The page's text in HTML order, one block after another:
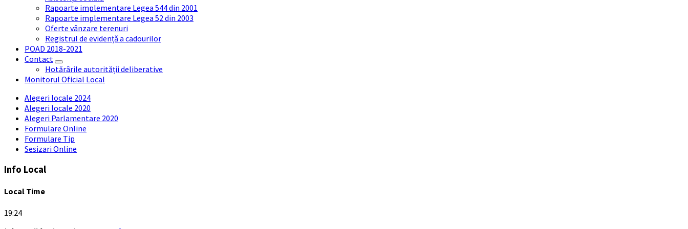
Rapoarte implementare Legea 544 din 2001
Rapoarte implementare Legea 52 din 2003
Oferte vânzare terenuri
Registrul de evidență a cadourilor
POAD 2018-2021
Contact
Hotărârile autorității deliberative
Monitorul Oficial Local
Alegeri locale 2024
Alegeri locale 2020
Alegeri Parlamentare 2020
Formulare Online
Formulare Tip
Sesizari Online
Info Local
Local Time
19:24